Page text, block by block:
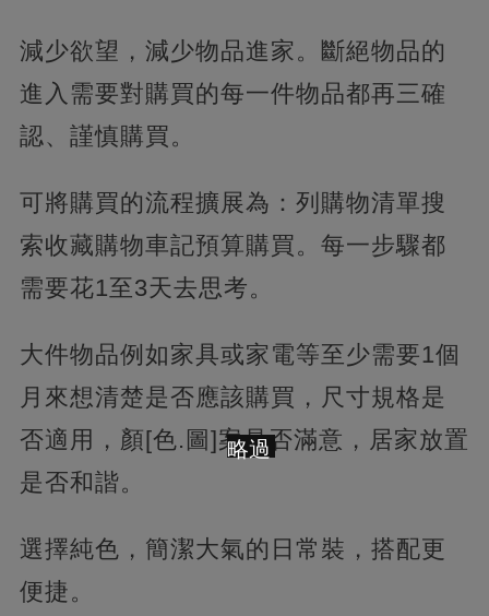
減少欲望，減少物品進家。斷絕物品的
進入需要對購買的每一件物品都再三確
認、謹慎購買。
可將購買的流程擴展為：列購物清單搜
索收藏購物車記預算購買。每一步驟都
需要花1至3天去思考。
大件物品例如家具或家電等至少需要1個
月來想清楚是否應該購買，尺寸規格是
否適用，顏[色.圖]案是否滿意，居家放置
是否和諧。
選擇純色，簡潔大氣的日常裝，搭配更
便捷。
略過